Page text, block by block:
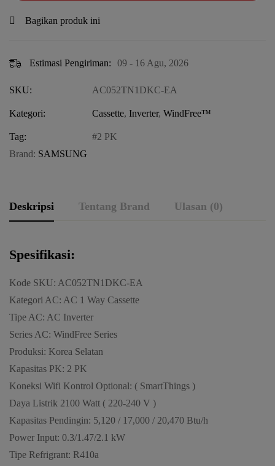
Bagikan produk ini
Estimasi Pengiriman: 09 - 16 Agu, 2026
SKU: AC052TN1DKC-EA
Kategori: Cassette, Inverter, WindFree™
Tag:
2 PK
Brand: SAMSUNG
Deskripsi Tentang Brand Ulasan (0)
Spesifikasi:
Kode SKU: AC052TN1DKC-EA
Kategori AC: AC 1 Way Cassette
Tipe AC: AC Inverter
Series AC: WindFree Series
Produksi: Korea Selatan
Kapasitas PK: 2 PK
Koneksi Wifi Kontrol Optional: ( SmartThings )
Daya Listrik 2100 Watt ( 220-240 V )
Kapasitas Pendingin: 5,120 / 17,000 / 20,470 Btu/h
Power Input: 0.3/1.47/2.1 kW
Tipe Refrigrant: R410a